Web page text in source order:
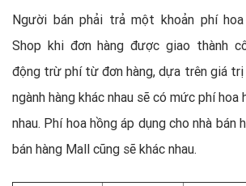
Người bán phải trả một khoản phí
Shop khi đơn hàng được giao thành
động trừ phí từ đơn hàng, dựa trên giá trị
ngành hàng khác nhau sẽ có mức phí hoa
nhau. Phí hoa hồng áp dụng cho nhà bán
bán hàng Mall cũng sẽ khác nhau.